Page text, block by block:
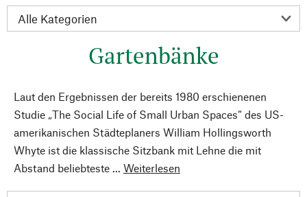
Gartenbänke
Laut den Ergebnissen der bereits 1980 erschienenen
Studie „The Social Life of Small Urban Spaces“ des US-
amerikanischen Städteplaners William Hollingsworth
Whyte ist die klassische Sitzbank mit Lehne die mit
Abstand beliebteste ... Weiterlesen